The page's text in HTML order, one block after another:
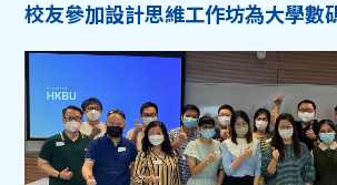
校友參加設計思維工作坊為大學數